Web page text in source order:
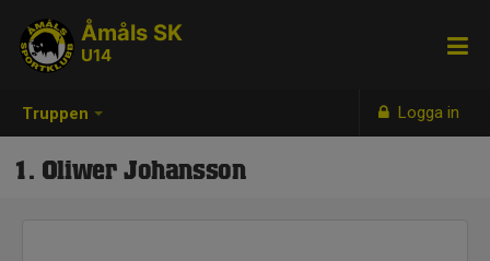
Truppen Logga in
Åmåls SK
U14
1. Oliwer Johansson